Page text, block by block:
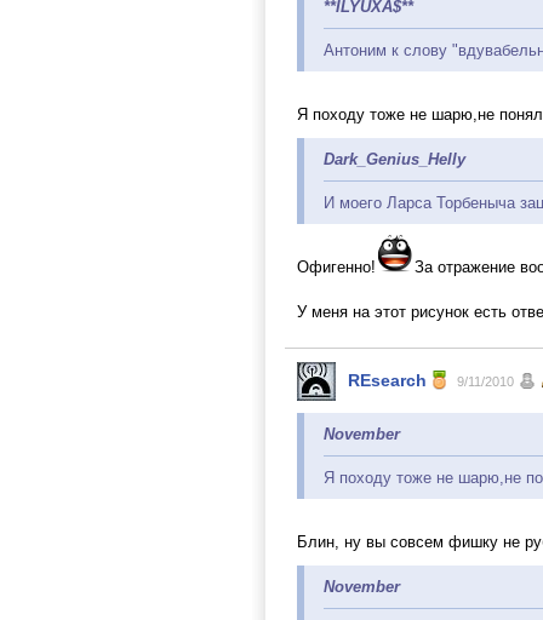
**ILYUXA$**
Антоним к слову
Я походу тоже не шарю,не
Dark_Genius_Helly
И моего Ларса Торбеныча
Офигенно! За отражение
У меня на этот рисунок есть
REsearch 9/11/2010
November
Я походу тоже не шарю,не
Блин, ну вы совсем фишку не
November